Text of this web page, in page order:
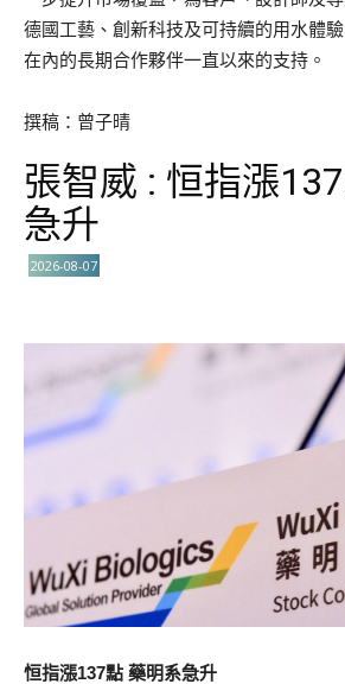
德國工藝、創新科技及可持續的用水體
在內的長期合作夥伴一直以來的支持。
撰稿：曾子晴
張智威 : 恒指漲
急升
2026-08-07
恒指漲137點 藥明系急升